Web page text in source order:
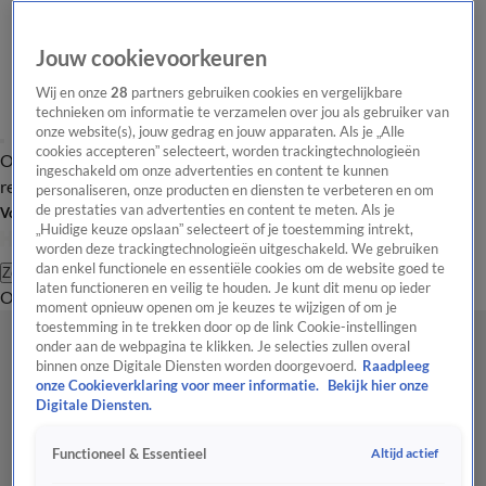
Overzicht Laatste nieuws Regionieuws Het beste van Hart
Tip de
redactie
Volg Hart van Nederland
Zoeken
OverzichtRegioUitzendingenWeerTip de redactiePanelVideo's
Jouw cookievoorkeuren
Wij en onze28 partners gebruiken cookies en vergelijkbare
technieken om informatie te verzamelen over jou als gebruiker van
onze website(s), jouw gedrag en jouw apparaten. Als je „Alle
cookies accepteren” selecteert, worden trackingtechnologieën
ingeschakeld om onze advertenties en content te kunnen
personaliseren, onze producten en diensten te verbeteren en om
de prestaties van advertenties en content te meten. Als je
„Huidige keuze opslaan” selecteert of je toestemming intrekt,
worden deze trackingtechnologieën uitgeschakeld. We gebruiken
dan enkel functionele en essentiële cookies om de website goed te
laten functioneren en veilig te houden. Je kunt dit menu op ieder
moment opnieuw openen om je keuzes te wijzigen of om je
toestemming in te trekken door op de link Cookie-instellingen
onder aan de webpagina te klikken. Je selecties zullen overal
binnen onze Digitale Diensten worden doorgevoerd. Raadpleeg
onze Cookieverklaring voor meer informatie.
Bekijk hier onze
Digitale Diensten.
Functioneel & Essentieel Altijd actief